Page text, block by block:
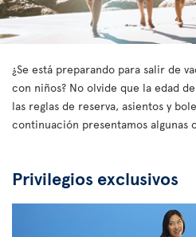
¿Se está preparando para salir de
con niños? No olvide que la edad
las reglas de reserva, asientos y
continuación presentamos algunas
Privilegios exclusivos